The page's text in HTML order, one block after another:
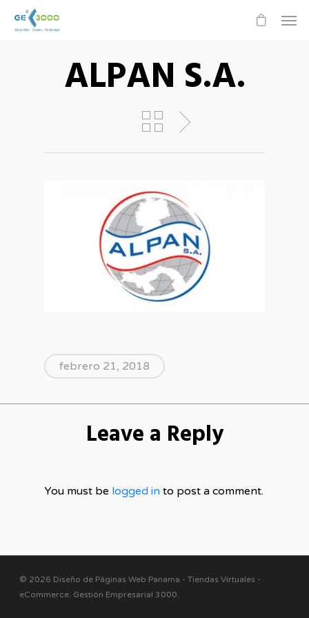
ALPAN S.A.
febrero 21, 2018
Leave a Reply
You must be logged in to post a comment.
© 2026 Diseño de Páginas Web Panama - Tiendas Virtuales -
eCommerce. Gestión Empresarial 3000.